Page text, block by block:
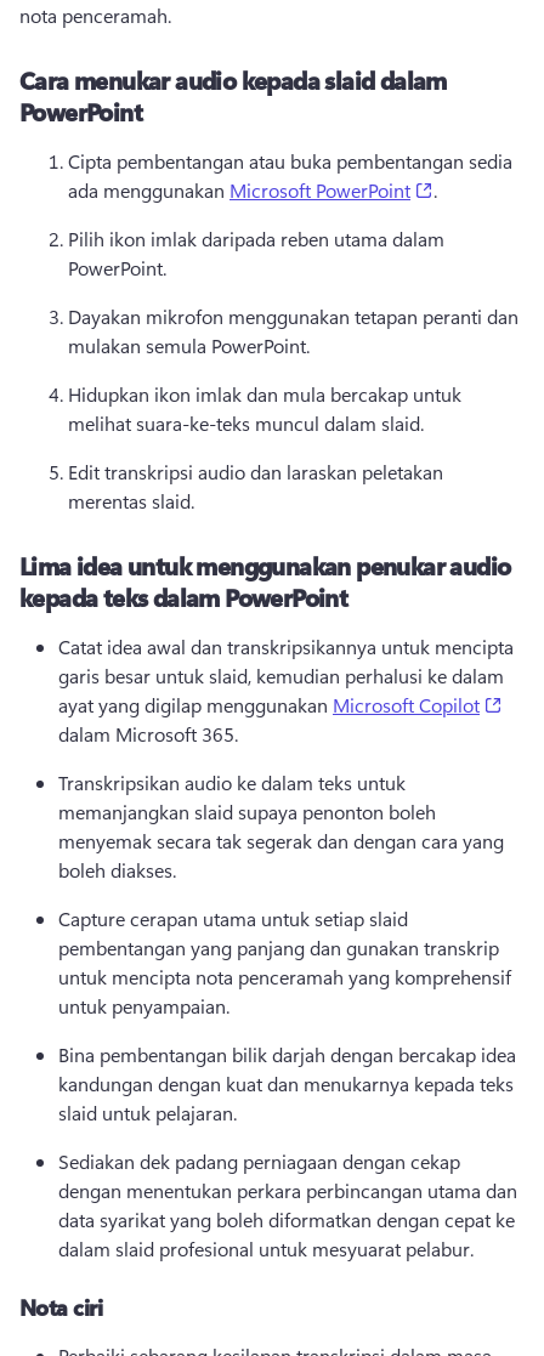
nota penceramah.
Cara menukar audio kepada slaid dalam
PowerPoint
Cipta pembentangan atau buka pembentangan sedia
ada menggunakan Microsoft PowerPoint
.
Pilih ikon imlak daripada reben utama dalam
PowerPoint.
Dayakan mikrofon menggunakan tetapan peranti dan
mulakan semula PowerPoint.
Hidupkan ikon imlak dan mula bercakap untuk
melihat suara-ke-teks muncul dalam slaid.
Edit transkripsi audio dan laraskan peletakan
merentas slaid.
Lima idea untuk menggunakan penukar audio
kepada teks dalam PowerPoint
Catat idea awal dan transkripsikannya untuk mencipta
garis besar untuk slaid, kemudian perhalusi ke dalam
ayat yang digilap menggunakan Microsoft Copilot
dalam Microsoft 365.
Transkripsikan audio ke dalam teks untuk
memanjangkan slaid supaya penonton boleh
menyemak secara tak segerak dan dengan cara yang
boleh diakses.
Capture cerapan utama untuk setiap slaid
pembentangan yang panjang dan gunakan transkrip
untuk mencipta nota penceramah yang komprehensif
untuk penyampaian.
Bina pembentangan bilik darjah dengan bercakap idea
kandungan dengan kuat dan menukarnya kepada teks
slaid untuk pelajaran.
Sediakan dek padang perniagaan dengan cekap
dengan menentukan perkara perbincangan utama dan
data syarikat yang boleh diformatkan dengan cepat ke
dalam slaid profesional untuk mesyuarat pelabur.
Nota ciri